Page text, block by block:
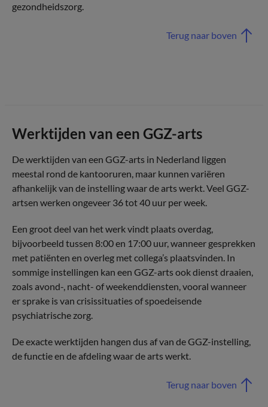
gezondheidszorg.
Terug naar boven
Werktijden van een GGZ-arts
De werktijden van een GGZ-arts in Nederland liggen
meestal rond de kantooruren, maar kunnen variëren
afhankelijk van de instelling waar de arts werkt. Veel GGZ-
artsen werken ongeveer 36 tot 40 uur per week.
Een groot deel van het werk vindt plaats overdag,
bijvoorbeeld tussen 8:00 en 17:00 uur, wanneer gesprekken
met patiënten en overleg met collega’s plaatsvinden. In
sommige instellingen kan een GGZ-arts ook dienst draaien,
zoals avond-, nacht- of weekenddiensten, vooral wanneer
er sprake is van crisissituaties of spoedeisende
psychiatrische zorg.
De exacte werktijden hangen dus af van de GGZ-instelling,
de functie en de afdeling waar de arts werkt.
Terug naar boven